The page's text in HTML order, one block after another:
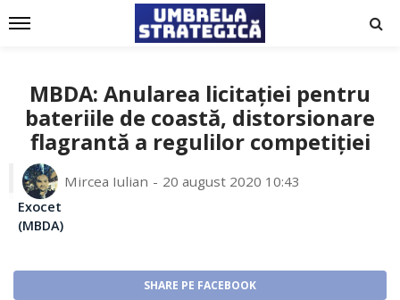
MBDA: Anularea licitației pentru
bateriile de coastă, distorsionare
flagrantă a regulilor competiției
Mircea Iulian 20 august 2020 10:43
Exocet
(MBDA)
SHARE PE FACEBOOK